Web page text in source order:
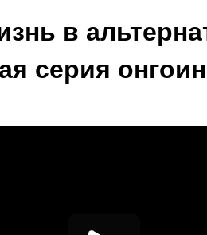
в
серия
스케치북5
스케치북5